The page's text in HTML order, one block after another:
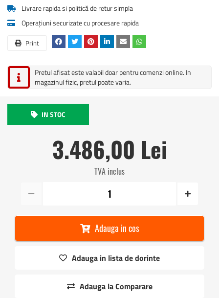
Livrare rapida si politică de retur simpla
Operațiuni securizate cu procesare rapida
Print
Pretul afisat este valabil doar pentru comenzi online. In
magazinul fizic, pretul poate varia.
IN STOC
3.486,00 Lei
TVA inclus
Adauga in cos
Adauga in lista de dorinte
Adauga la Comparare